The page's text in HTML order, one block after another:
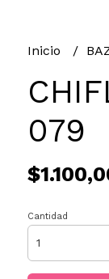
Inicio
079
Cantidad